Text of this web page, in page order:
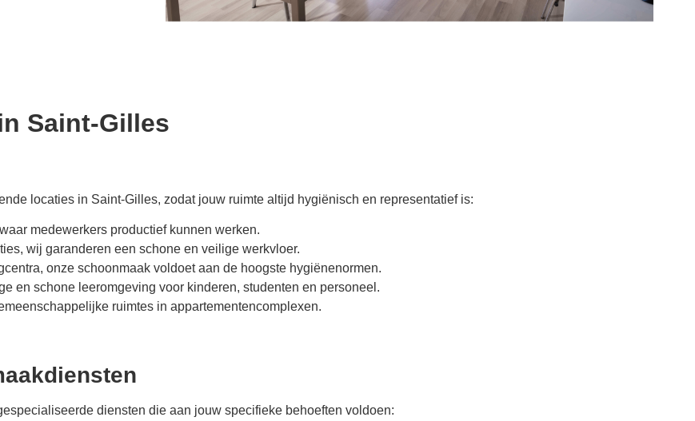
Saint-Gilles
locaties in Saint-Gilles, zodat jouw ruimte altijd hygiënisch en representatief is:
medewerkers productief kunnen werken.
wij garanderen een schone en veilige werkvloer.
onze schoonmaak voldoet aan de hoogste hygiënenormen.
en schone leeromgeving voor kinderen, studenten en personeel.
ruimtes in appartementencomplexen.
diensten die aan jouw specifieke behoeften voldoen: